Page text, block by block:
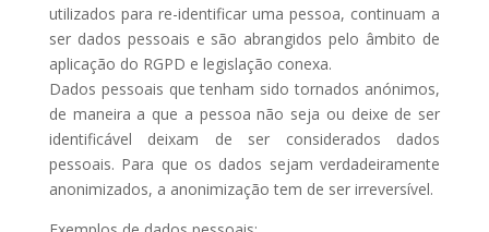
utilizados para re-identificar uma pessoa, continuam a
ser dados pessoais e são abrangidos pelo âmbito de
aplicação do RGPD e legislação conexa.
Dados pessoais que tenham sido tornados anónimos,
de maneira a que a pessoa não seja ou deixe de ser
identificável deixam de ser considerados dados
pessoais. Para que os dados sejam verdadeiramente
anonimizados, a anonimização tem de ser irreversível.